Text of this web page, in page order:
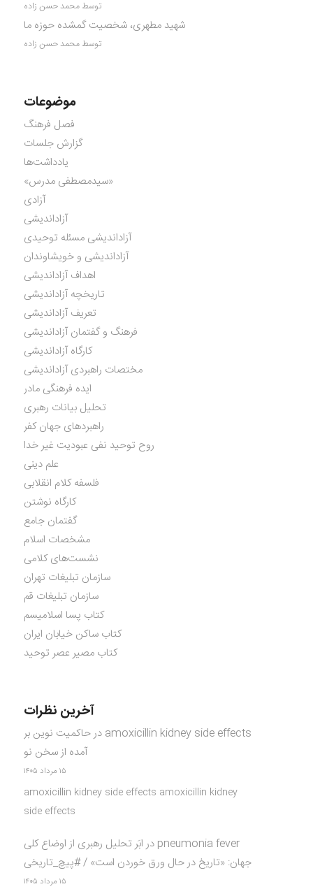
توسط محمد حسن زاده
شهید مطهری، شخصیت گمشده حوزه ما
توسط محمد حسن زاده
موضوعات
فصل فرهنگ
گزارش جلسات
یادداشت‌ها
«سیدمصطفی مدرس»
آزادی
آزاداندیشی
آزاداندیشی مسئله توحیدی
آزاداندیشی و خویشاوندان
اهداف آزاداندیشی
تاریخچه آزاداندیشی
تعریف آزاداندیشی
فرهنگ و گفتمان آزاداندیشی
کارگاه آزاداندیشی
مختصات راهبردی آزاداندیشی
ایده فرهنگی مادر
تحلیل بیانات رهبری
راهبردهای جهان کفر
روح توحید نفی عبودیت غیر خدا
علم دینی
فلسفه کلام انقلابی
کارگاه نوشتن
گفتمان جامع
مشخصات اسلام
نشست‌های کلامی
سازمان تبلیغات تهران
سازمان تبلیغات قم
کتاب پسا اسلامیسم
کتاب ساکن خیابان ایران
کتاب مصیر عصر توحید
آخرین نظرات
amoxicillin kidney side effects درحاکمیت نوین بر
آمده از سخن نو
۱۵ مرداد ۱۴۰۵
amoxicillin kidney side effects amoxicillin kidney
side effects
pneumonia fever در ابَر تحلیل رهبری از اوضاع کلی
جهان: «تاریخ در حال ورق خوردن است» / #پیچ_تاریخی
۱۵ مرداد ۱۴۰۵